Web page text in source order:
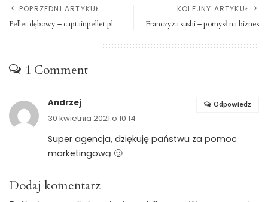
POPRZEDNI ARTYKUŁ
Pellet dębowy – captainpellet.pl
KOLEJNY ARTYKUŁ
Franczyza sushi – pomysł na biznes
1 Comment
Andrzej
30 kwietnia 2021 o 10:14
Super agencja, dziękuję państwu za pomoc
marketingową 🙂
Odpowiedz
Dodaj komentarz